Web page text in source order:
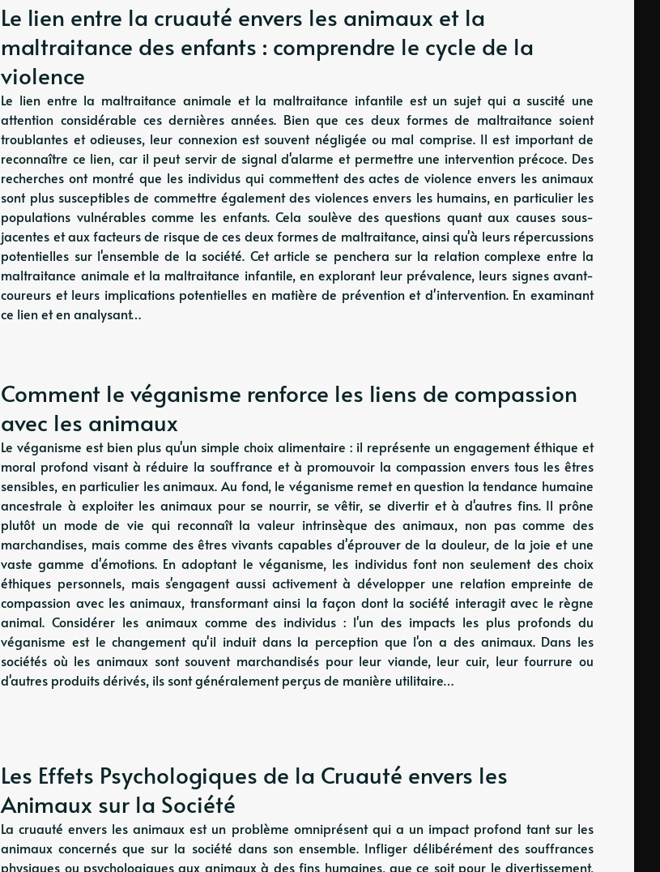
Le lien entre la cruauté envers les animaux et la
maltraitance des enfants : comprendre le cycle de la
violence
Le lien entre la maltraitance animale et la maltraitance infantile est un sujet qui a suscité une
attention considérable ces dernières années. Bien que ces deux formes de maltraitance soient
troublantes et odieuses, leur connexion est souvent négligée ou mal comprise. Il est important de
reconnaître ce lien, car il peut servir de signal d'alarme et permettre une intervention précoce. Des
recherches ont montré que les individus qui commettent des actes de violence envers les animaux
sont plus susceptibles de commettre également des violences envers les humains, en particulier les
populations vulnérables comme les enfants. Cela soulève des questions quant aux causes sous-
jacentes et aux facteurs de risque de ces deux formes de maltraitance, ainsi qu'à leurs répercussions
potentielles sur l'ensemble de la société. Cet article se penchera sur la relation complexe entre la
maltraitance animale et la maltraitance infantile, en explorant leur prévalence, leurs signes avant-
coureurs et leurs implications potentielles en matière de prévention et d'intervention. En examinant
ce lien et en analysant…
Comment le véganisme renforce les liens de compassion
avec les animaux
Le véganisme est bien plus qu'un simple choix alimentaire : il représente un engagement éthique et
moral profond visant à réduire la souffrance et à promouvoir la compassion envers tous les êtres
sensibles, en particulier les animaux. Au fond, le véganisme remet en question la tendance humaine
ancestrale à exploiter les animaux pour se nourrir, se vêtir, se divertir et à d'autres fins. Il prône
plutôt un mode de vie qui reconnaît la valeur intrinsèque des animaux, non pas comme des
marchandises, mais comme des êtres vivants capables d'éprouver de la douleur, de la joie et une
vaste gamme d'émotions. En adoptant le véganisme, les individus font non seulement des choix
éthiques personnels, mais s'engagent aussi activement à développer une relation empreinte de
compassion avec les animaux, transformant ainsi la façon dont la société interagit avec le règne
animal. Considérer les animaux comme des individus : l'un des impacts les plus profonds du
véganisme est le changement qu'il induit dans la perception que l'on a des animaux. Dans les
sociétés où les animaux sont souvent marchandisés pour leur viande, leur cuir, leur fourrure ou
d'autres produits dérivés, ils sont généralement perçus de manière utilitaire…
Les Effets Psychologiques de la Cruauté envers les
Animaux sur la Société
La cruauté envers les animaux est un problème omniprésent qui a un impact profond tant sur les
animaux concernés que sur la société dans son ensemble. Infliger délibérément des souffrances
physiques ou psychologiques aux animaux à des fins humaines, que ce soit pour le divertissement,